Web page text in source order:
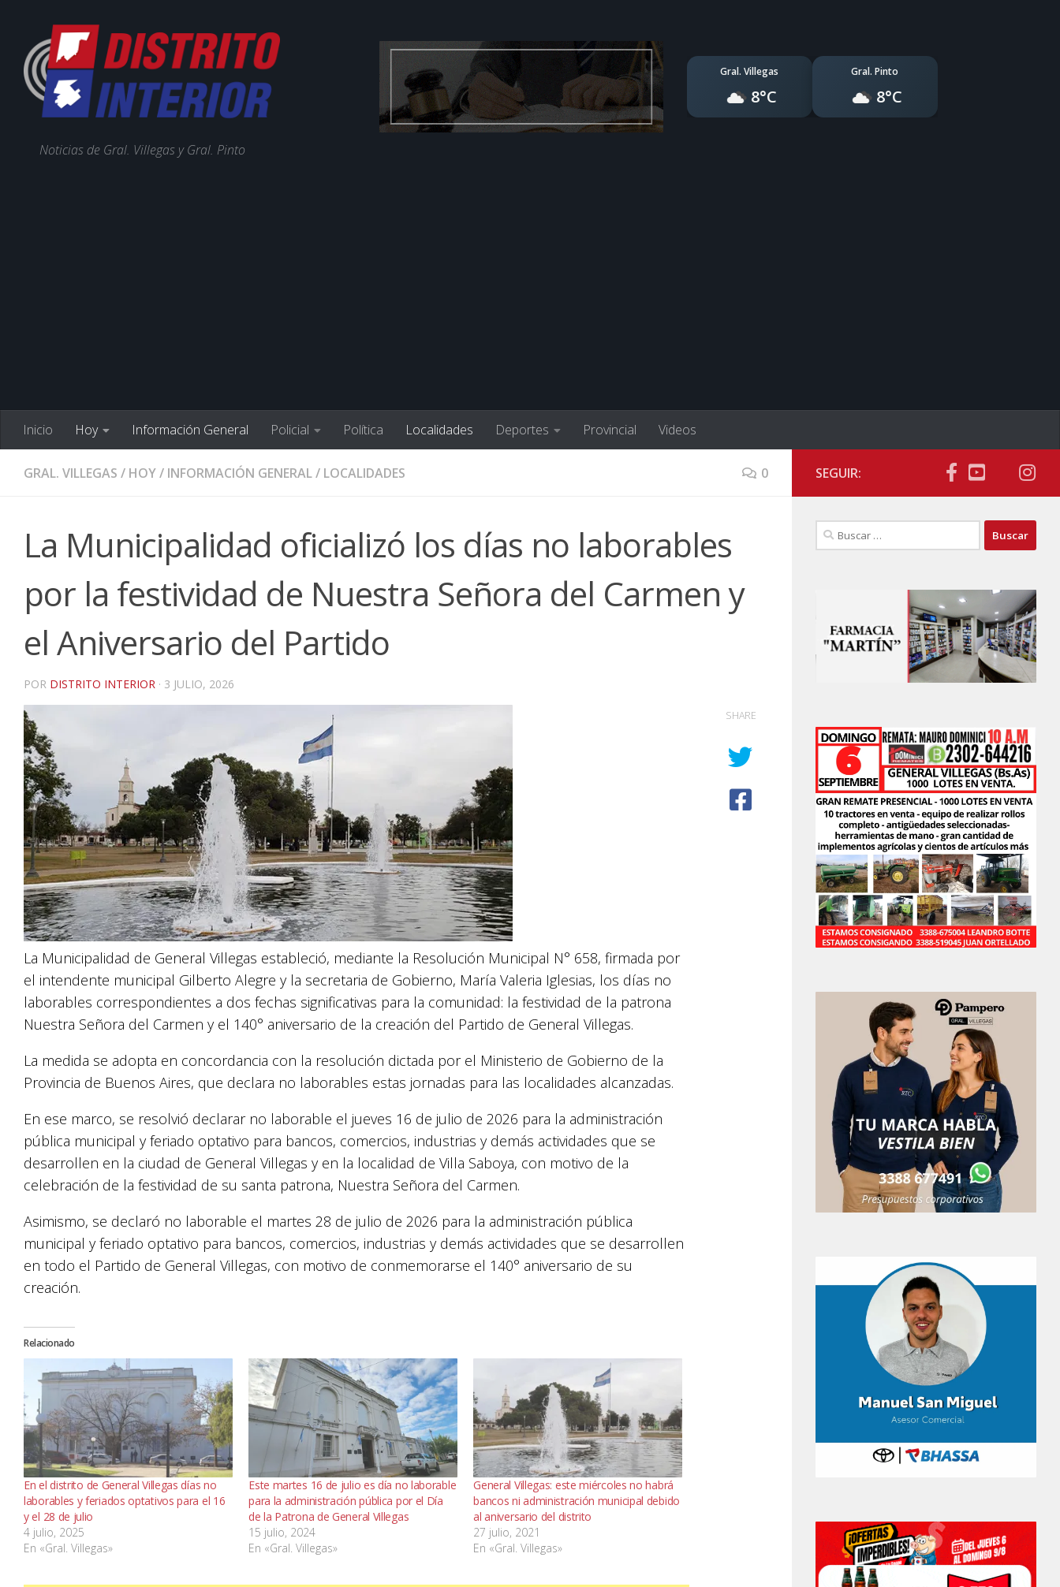
Noticias de Gral. Villegas y Gral. Pinto
Gral. Villegas
8°C
Gral. Pinto
8°C
Inicio Hoy Información General Policial Política Localidades Deportes Provincial Videos
GRAL. VILLEGAS / HOY/ INFORMACIÓN GENERAL/ LOCALIDADES 0
La Municipalidad oficializó los días no laborables
por la festividad de Nuestra Señora del Carmen y
el Aniversario del Partido
POR DISTRITO INTERIOR · 3 JULIO, 2026
La Municipalidad de General Villegas estableció, mediante la Resolución Municipal N° 658, firmada por
el intendente municipal Gilberto Alegre y la secretaria de Gobierno, María Valeria Iglesias, los días no
laborables correspondientes a dos fechas significativas para la comunidad: la festividad de la patrona
Nuestra Señora del Carmen y el 140° aniversario de la creación del Partido de General Villegas.
La medida se adopta en concordancia con la resolución dictada por el Ministerio de Gobierno de la
Provincia de Buenos Aires, que declara no laborables estas jornadas para las localidades alcanzadas.
En ese marco, se resolvió declarar no laborable el jueves 16 de julio de 2026 para la administración
pública municipal y feriado optativo para bancos, comercios, industrias y demás actividades que se
desarrollen en la ciudad de General Villegas y en la localidad de Villa Saboya, con motivo de la
celebración de la festividad de su santa patrona, Nuestra Señora del Carmen.
Asimismo, se declaró no laborable el martes 28 de julio de 2026 para la administración pública
municipal y feriado optativo para bancos, comercios, industrias y demás actividades que se desarrollen
en todo el Partido de General Villegas, con motivo de conmemorarse el 140° aniversario de su
creación.
Relacionado
En el distrito de General Villegas días no
laborables y feriados optativos para el 16
y el 28 de julio
4 julio, 2025
En «Gral. Villegas»
Este martes 16 de julio es día no laborable
para la administración pública por el Día
de la Patrona de General Villegas
15 julio, 2024
En «Gral. Villegas»
General Villegas: este miércoles no habrá
bancos ni administración municipal debido
al aniversario del distrito
27 julio, 2021
En «Gral. Villegas»
SHARE
SEGUIR:
Buscar: